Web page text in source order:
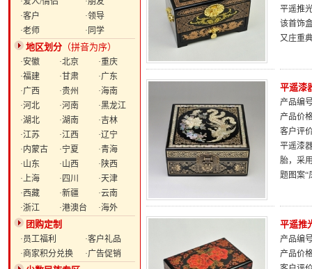
·客户
·领导
·老师
·同学
地区划分 （拼音为序）
·安徽 ·北京
·重庆
·福建
·甘肃
·广东
·广西
·贵州
·海南
·河北
·河南
·黑龙江
·湖北
·湖南
·吉林
·江苏
·江西
·辽宁
·内蒙古
·宁夏
·青海
·山东
·山西
·陕西
·上海
·四川
·天津
·西藏
·新疆
·云南
·浙江
·港澳台 ·海外
团购定制
·员工福利
·客户礼品
·商家积分兑换
·广告促销
平遥推
该首饰
又庄重
平遥漆
产品编
产品价
客户评
平遥漆
胎，采
题图案“
平遥推
产品编
产品价